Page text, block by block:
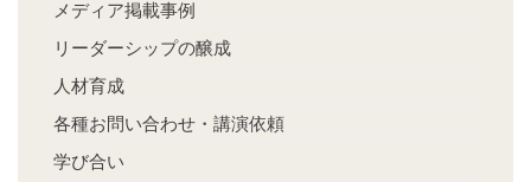
メディア掲載事例
リーダーシップの醸成
人材育成
各種お問い合わせ・講演依頼
学び合い